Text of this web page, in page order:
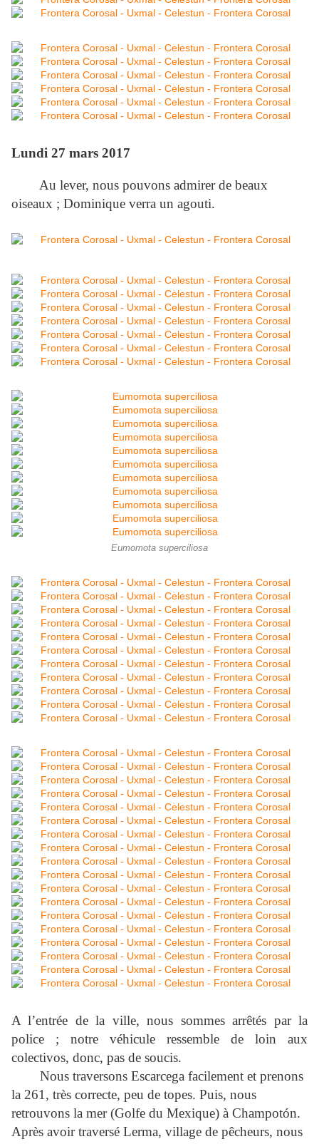
Lundi 27 mars 2017
Au lever, nous pouvons admirer de beaux
oiseaux ; Dominique verra un agouti.
Eumomota superciliosa
A l’entrée de la ville, nous sommes arrêtés par la
police ; notre véhicule ressemble de loin aux
colectivos, donc, pas de soucis.
Nous traversons Escarcega facilement et prenons
la 261, très correcte, peu de topes. Puis, nous
retrouvons la mer (Golfe du Mexique) à Champotón.
Après avoir traversé Lerma, village de pêcheurs, nous